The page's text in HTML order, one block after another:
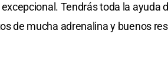
Tendrás toda la ayuda
de mucha adrenalina y buenos